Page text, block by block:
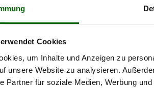
Cookies
um Inhalte und Anzeigen zu
unsere Website zu analysieren.
Partner für soziale Medien, Werbung
(LxBxH)
Verpackung
Abmessung Verpackung/en
cm (LxBxH)
Gesamtgewicht mit